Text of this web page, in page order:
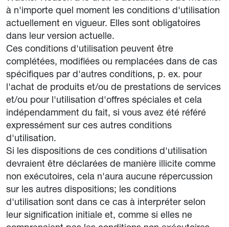
à n'importe quel moment les conditions d'utilisation
actuellement en vigueur. Elles sont obligatoires
dans leur version actuelle.
Ces conditions d'utilisation peuvent être
complétées, modifiées ou remplacées dans de cas
spécifiques par d'autres conditions, p. ex. pour
l'achat de produits et/ou de prestations de services
et/ou pour l'utilisation d'offres spéciales et cela
indépendamment du fait, si vous avez été référé
expressément sur ces autres conditions
d'utilisation.
Si les dispositions de ces conditions d'utilisation
devraient être déclarées de manière illicite comme
non exécutoires, cela n'aura aucune répercussion
sur les autres dispositions; les conditions
d'utilisation sont dans ce cas à interpréter selon
leur signification initiale et, comme si elles ne